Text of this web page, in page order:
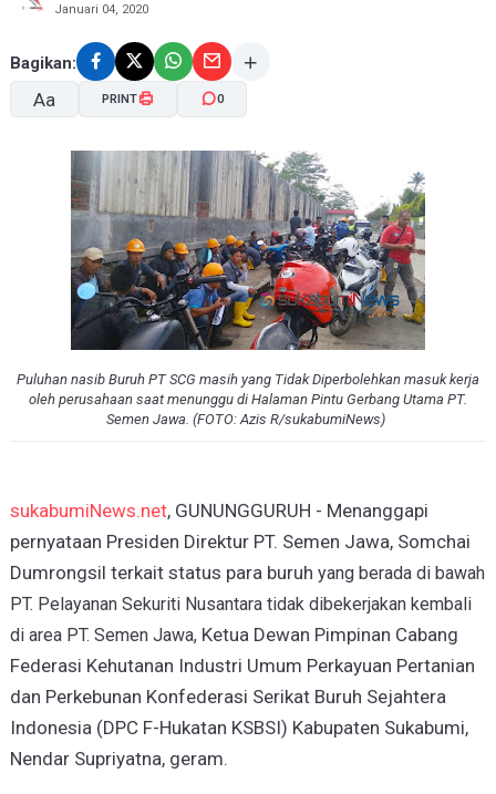
Januari 04, 2020
Bagikan:
Aa
A- A+
PRINT 0
Puluhan nasib Buruh PT SCG masih yang TidakDiperbolehkan masukkerja
oleh perusahaan saat menunggu di Halaman Pintu Gerbang Utama PT.
Semen Jawa. (FOTO: Azis R/sukabumiNews)
sukabumiNews.net, GUNUNGGURUH - Menanggapi
pernyataan Presiden Direktur PT. Semen Jawa, Somchai
Dumrongsil terkait status para buruh yang berada di bawah
PT. Pelayanan Sekuriti Nusantara tidak dibekerjakan kembali
di area PT. Semen Jawa, Ketua Dewan Pimpinan Cabang
Federasi Kehutanan Industri Umum Perkayuan Pertanian
dan Perkebunan Konfederasi Serikat Buruh Sejahtera
Indonesia (DPC F-Hukatan KSBSI) Kabupaten Sukabumi,
Nendar Supriyatna, geram.